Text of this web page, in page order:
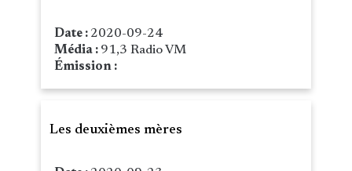
Date : 2020-09-24
Média : 91,3 Radio VM
Émission :
Les deuxièmes mères